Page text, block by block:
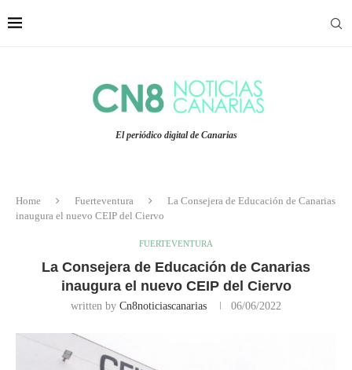
El periódico digital de Canarias
Home Fuerteventura
La Consejera de Educación de Canarias
inaugura el nuevo CEIP del Ciervo
FUERTEVENTURA
La Consejera de Educación de Canarias
inaugura el nuevo CEIP del Ciervo
written by Cn8noticiascanarias 06/06/2022